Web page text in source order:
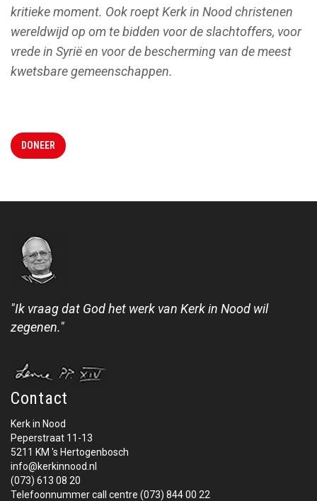
kritieke moment. Ook roept Kerk in Nood christenen
wereldwijd op om te bidden voor de slachtoffers, voor
vrede in Syrië en voor de bescherming van de meest
kwetsbare gemeenschappen.
DONEER
"Ik vraag dat God het werk van Kerk in Nood wil
zegenen."
Contact
Kerk in Nood
Peperstraat 11-13
5211 KM 's Hertogenbosch
info@kerkinnood.nl
(073) 613 08 20
Telefoonnummer call centre (073) 844 00 22